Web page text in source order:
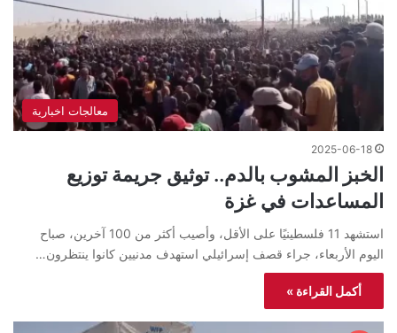
معالجات اخبارية
2025-06-18
الخبز المشوب بالدم.. توثيق جريمة توزيع
المساعدات في غزة
استشهد 11 فلسطينيًا على الأقل، وأصيب أكثر من 100 آخرين، صباح
اليوم الأربعاء، جراء قصف إسرائيلي استهدف مدنيين كانوا ينتظرون…
أكمل القراءة »